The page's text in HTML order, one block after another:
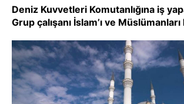
Deniz Kuvvetleri Komutanlığına iş
Grup çalışanı İslam’ı ve